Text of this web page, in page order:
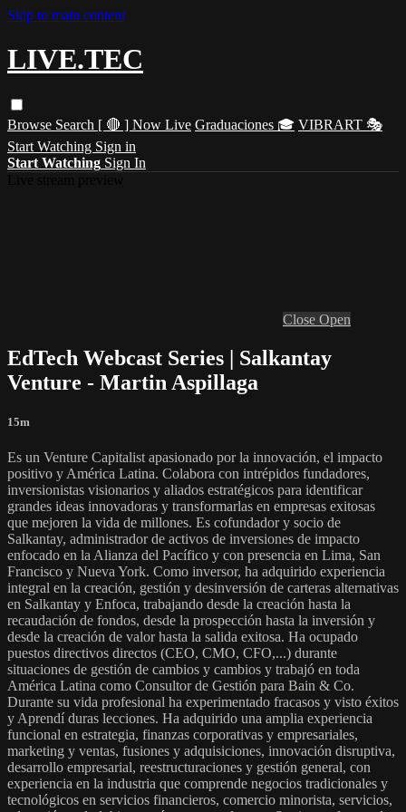
Skip to main content
LIVE.TEC
Browse Search [ 🔴 ] Now Live Graduaciones 🎓 VIBRART 🎭
Start Watching Sign in
Start Watching Sign In
Close Open
EdTech Webcast Series | Salkantay
Venture - Martin Aspillaga
15m
Es un Venture Capitalist apasionado por la innovación, el impacto
positivo y América Latina. Colabora con intrépidos fundadores,
inversionistas visionarios y aliados estratégicos para identificar
grandes ideas innovadoras y transformarlas en empresas exitosas
que mejoren la vida de millones. Es cofundador y socio de
Salkantay, administrador de activos de inversiones de impacto
enfocado en la Alianza del Pacífico y con presencia en Lima, San
Francisco y Nueva York. Como inversor, ha adquirido experiencia
integral en la creación, gestión y desinversión de carteras alternativas
en Salkantay y Enfoca, trabajando desde la creación hasta la
recaudación de fondos, desde la prospección hasta la inversión y
desde la creación de valor hasta la salida exitosa. Ha ocupado
puestos directivos directos (CEO, CMO, CFO,...) durante
situaciones de gestión de cambios y cambios y trabajó en toda
América Latina como Consultor de Gestión para Bain & Co.
Durante su vida profesional ha experimentado fracasos y visto éxitos
y Aprendí duras lecciones. Ha adquirido una amplia experiencia
funcional en estrategia, finanzas corporativas y empresariales,
marketing y ventas, fusiones y adquisiciones, innovación disruptiva,
desarrollo empresarial, reestructuraciones y gestión general, con
experiencia en la industria que comprende negocios tradicionales y
tecnológicos en servicios financieros, comercio minorista, servicios,